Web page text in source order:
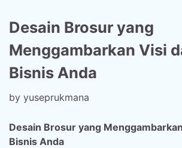
Desain Brosur yang
Menggambarkan Visi
Bisnis Anda
by yuseprukmana
Desain Brosur yang
Bisnis Anda